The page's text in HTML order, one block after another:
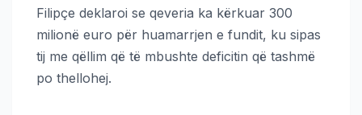
Filipçe deklaroi se qeveria ka kërkuar 300
milionë euro për huamarrjen e fundit, ku sipas
tij me qëllim që të mbushte deficitin që tashmë
po thellohej.